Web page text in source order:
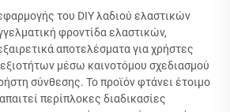
του DIY λαδιού ελαστικών
φροντίδα ελαστικών,
αποτελέσματα για χρήστες
μέσω καινοτόμου σχεδιασμού
σύνθεσης. Το προϊόν φτάνει έτοιμο
περίπλοκες διαδικασίες